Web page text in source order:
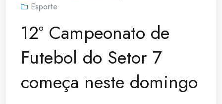
Esporte
12º Campeonato de
Futebol do Setor 7
começa neste domingo